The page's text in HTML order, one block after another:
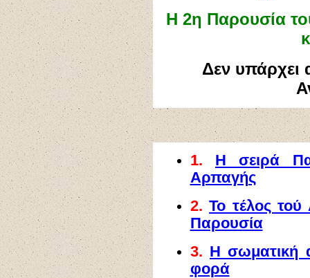
Η 2η Παρουσία
Δεν υπάρχει
1.
Η σειρά
Αρπαγής
2. Το τέλος τού
Παρουσία
3. Η σωματική
φορά